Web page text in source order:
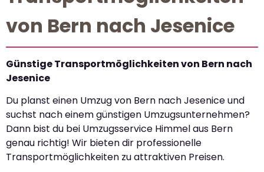
von Bern nach Jesenice
Günstige Transportmöglichkeiten von Bern nach
Jesenice
Du planst einen Umzug von Bern nach Jesenice und
suchst nach einem günstigen Umzugsunternehmen?
Dann bist du bei Umzugsservice Himmel aus Bern
genau richtig! Wir bieten dir professionelle
Transportmöglichkeiten zu attraktiven Preisen.